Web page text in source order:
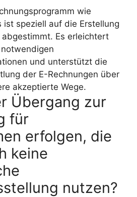
wie
ist speziell auf die Erstellung
abgestimmt. Es erleichtert
und unterstützt die
der E-Rechnungen über
akzeptierte Wege.
Übergang zur
für
erfolgen, die
keine
nutzen?